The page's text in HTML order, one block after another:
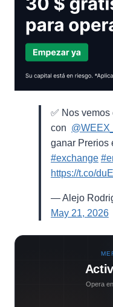
✅ Nos
con ⁨
ganar Prerios
#exchange
https://t.co/
— Alejo
May 21, 2026
Opera